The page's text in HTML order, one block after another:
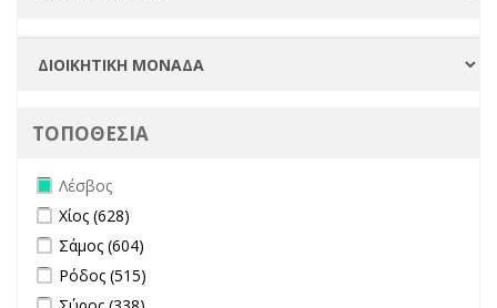
ΤΟΠΟΘΕΣΙΑ
Remove Λέσβος filter
Λέσβος
Apply Χίος filter
Χίος (628)
Apply Σάμος filter
Σάμος (604)
Apply Ρόδος filter
Ρόδος (515)
Apply Σύρος filter